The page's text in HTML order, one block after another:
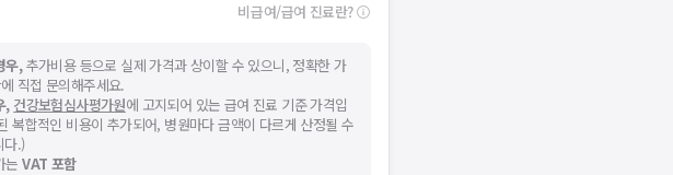
비급여/급여 진료란?
우,추가비용 등으로 실제 가격과 상이할 수 있으니, 정확한 가
직접 문의해주세요.
, 건강보험심사평가원에 고지되어 있는 급여 진료 기준 가격입
복합적인 비용이 추가되어, 병원마다 금액이 다르게 산정될 수
다.)
는VAT 포함